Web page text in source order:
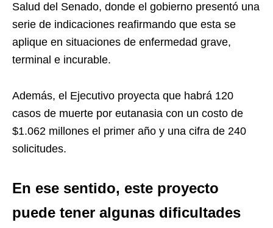
Salud del Senado, donde el gobierno presentó una
serie de indicaciones reafirmando que esta se
aplique en situaciones de enfermedad grave,
terminal e incurable.
Además, el Ejecutivo proyecta que habrá 120
casos de muerte por eutanasia con un costo de
$1.062 millones el primer año y una cifra de 240
solicitudes.
En ese sentido, este proyecto
puede tener algunas dificultades